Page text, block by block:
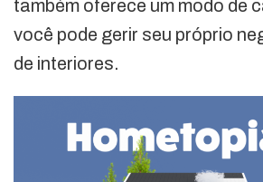
também oferece um modo de
você pode gerir seu próprio
de interiores.